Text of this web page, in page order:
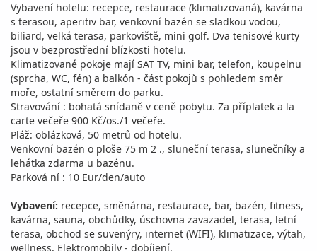
Vybavení hotelu: recepce, restaurace (klimatizovaná), kavárna
s terasou, aperitiv bar, venkovní bazén se sladkou vodou,
biliard, velká terasa, parkoviště, mini golf. Dva tenisové kurty
jsou v bezprostřední blízkosti hotelu.
Klimatizované pokoje mají SAT TV, mini bar, telefon, koupelnu
(sprcha, WC, fén) a balkón - část pokojů s pohledem směr
moře, ostatní směrem do parku.
Stravování : bohatá snídaně v ceně pobytu. Za příplatek a la
carte večeře 900 Kč/os./1 večeře.
Pláž: oblázková, 50 metrů od hotelu.
Venkovní bazén o ploše 75 m 2 ., sluneční terasa, slunečníky a
lehátka zdarma u bazénu.
Parková ní : 10 Eur/den/auto
Vybavení: recepce, směnárna, restaurace, bar, bazén, fitness,
kavárna, sauna, obchůdky, úschovna zavazadel, terasa, letní
terasa, obchod se suvenýry, internet (WIFI), klimatizace, výtah,
wellness, Elektromobily - dobíjení.